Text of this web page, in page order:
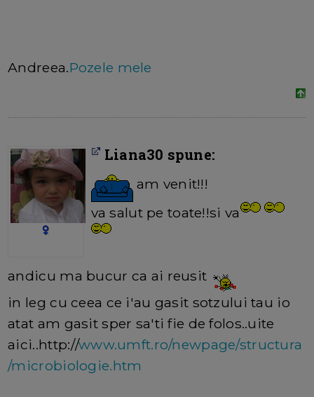
Andreea.Pozele mele
Liana30 spune:
am venit!!!
va salut pe toate!!si va
andicu ma bucur ca ai reusit
in leg cu ceea ce i'au gasit sotzului tau io
atat am gasit sper sa'ti fie de folos..uite
aici..http://www.umft.ro/newpage/structura
/microbiologie.htm